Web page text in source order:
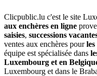
Clicpublic.lu c'est le site
aux enchères en ligne
saisies, successions
ventes aux enchères pour
équipe est spécialisée dans
Luxembourg et en
Luxembourg et dans le